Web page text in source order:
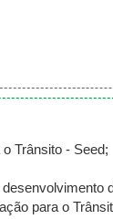
Trânsito - Seed;
para o